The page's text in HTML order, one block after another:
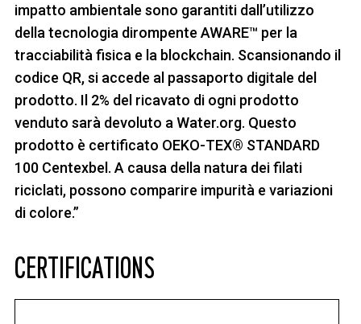
impatto ambientale sono garantiti dall’utilizzo
della tecnologia dirompente AWARE™ per la
tracciabilità fisica e la blockchain. Scansionando il
codice QR, si accede al passaporto digitale del
prodotto. Il 2% del ricavato di ogni prodotto
venduto sarà devoluto a Water.org. Questo
prodotto è certificato OEKO-TEX® STANDARD
100 Centexbel. A causa della natura dei filati
riciclati, possono comparire impurità e variazioni
di colore.”
CERTIFICATIONS